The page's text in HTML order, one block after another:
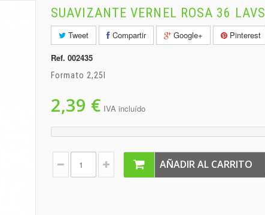
SUAVIZANTE VERNEL ROSA 36 LAVS
Tweet Compartir Google+
Pinterest
Ref. 002435
Formato 2,25l
2,39 € IVA incluído
AÑADIR AL CARRITO